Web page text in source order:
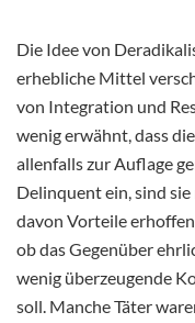
Die Idee von
erhebliche Mittel
von Integration und
wenig erwähnt, dass
allenfalls zur Auflage
Delinquent ein, sind
davon Vorteile
ob das Gegenüber
wenig überzeugende
soll. Manche Täter